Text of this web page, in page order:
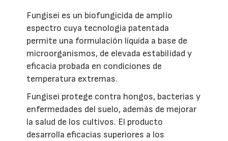
Fungisei es un biofungicida de amplio
espectro cuya tecnología patentada
permite una formulación líquida a base de
microorganismos, de elevada estabilidad y
eficacia probada en condiciones de
temperatura extremas.
Fungisei protege contra hongos, bacterias y
enfermedades del suelo, además de mejorar
la salud de los cultivos. El producto
desarrolla eficacias superiores a los